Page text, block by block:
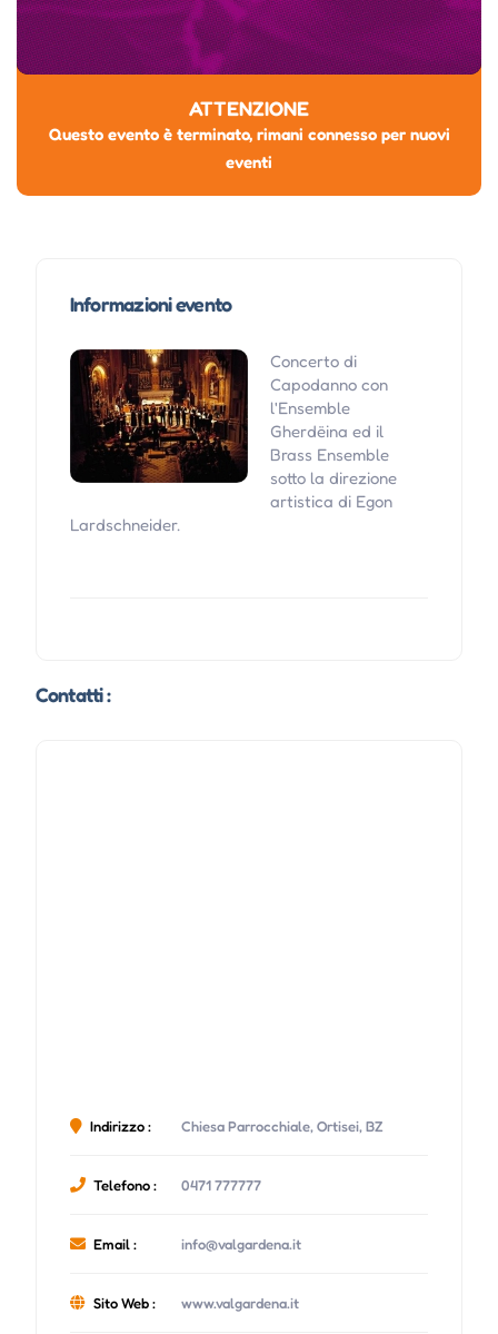
ATTENZIONE
Questo evento è terminato, rimani connesso per nuovi
eventi
Informazioni evento
Concerto di
Capodanno con
l'Ensemble
Gherdëina ed il
Brass Ensemble
sotto la direzione
artistica di Egon
Lardschneider.
Contatti :
Indirizzo : Chiesa Parrocchiale, Ortisei, BZ
Telefono : 0471 777777
Email : info@valgardena.it
Sito Web : www.valgardena.it